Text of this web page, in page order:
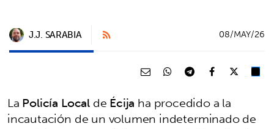
J.J. SARABIA 08/MAY/26
LaPolicía LocaldeÉcija ha procedido a la
incautación de un volumen indeterminado de